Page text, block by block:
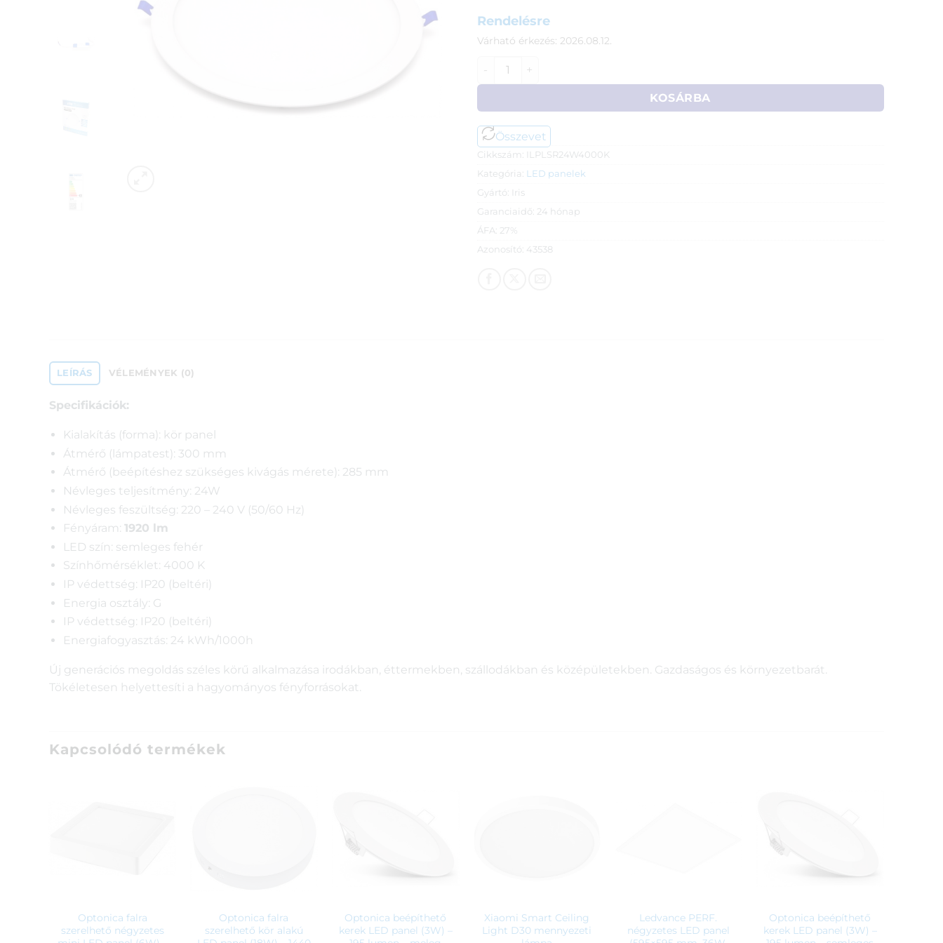
Rendelésre
Várható érkezés: 2026.08.12.
Iris LED kör panel (300 mm, 24W, 1920 lm, semleges fehér) mennyiség
KOSÁRBA
Összevet
Cikkszám:
ILPLSR24W4000K
Kategória: LED panelek
Gyártó:
Iris
Garanciaidő: 24 hónap
ÁFA: 27%
Azonosító: 43538
LEÍRÁS VÉLEMÉNYEK (0)
Specifikációk:
Kialakítás (forma): kör panel
Átmérő (lámpatest): 300 mm
Átmérő (beépítéshez szükséges kivágás mérete): 285 mm
Névleges teljesítmény: 24W
Névleges feszültség: 220 – 240 V (50/60 Hz)
Fényáram:1920 lm
LED szín: semleges fehér
Színhőmérséklet: 4000 K
IP védettség: IP20 (beltéri)
Energia osztály: G
IP védettség: IP20 (beltéri)
Energiafogyasztás: 24 kWh/1000h
Új generációs megoldás széles körű alkalmazása irodákban, éttermekben, szállodákban és középületekben. Gazdaságos és környezetbarát.
Tökéletesen helyettesíti a hagyományos fényforrásokat.
Kapcsolódó termékek
Optonica falra
szerelhető négyzetes
Optonica falra
szerelhető kör alakú
Optonica beépíthető
kerek LED panel (3W) –
Xiaomi Smart Ceiling
Light D30 mennyezeti
Ledvance PERF.
négyzetes LED panel
Optonica beépíthető
kerek LED panel (3W) –